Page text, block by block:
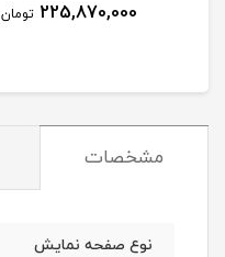
250Nits Matte ROG OLED
225,870,000 تومان
مشخصات
نوع صفحه نمایش